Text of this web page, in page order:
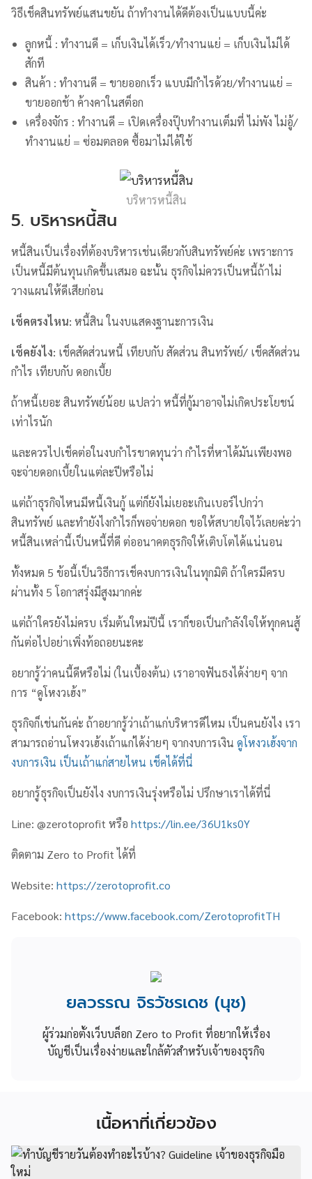
วิธีเช็คสินทรัพย์แสนขยัน ถ้าทำงานได้ดีต้องเป็นแบบนี้ค่ะ
ลูกหนี้ : ทำงานดี = เก็บเงินได้เร็ว/ทำงานแย่ = เก็บเงินไม่ได้
สักที
สินค้า : ทำงานดี = ขายออกเร็ว แบบมีกำไรด้วย/ทำงานแย่ =
ขายออกช้า ค้างคาในสต็อก
เครื่องจักร : ทำงานดี = เปิดเครื่องปุ๊บทำงานเต็มที่ ไม่พัง ไม่อู้/
ทำงานแย่ = ซ่อมตลอด ซื้อมาไม่ได้ใช้
บริหารหนี้สิน
5. บริหารหนี้สิน
หนี้สินเป็นเรื่องที่ต้องบริหารเช่นเดียวกับสินทรัพย์ค่ะ เพราะการ
เป็นหนี้มีต้นทุนเกิดขึ้นเสมอ ฉะนั้น ธุรกิจไม่ควรเป็นหนี้ถ้าไม่
วางแผนให้ดีเสียก่อน
เช็คตรงไหน: หนี้สิน ในงบแสดงฐานะการเงิน
เช็คยังไง: เช็คสัดส่วนหนี้ เทียบกับ สัดส่วน สินทรัพย์/ เช็คสัดส่วน
กำไร เทียบกับ ดอกเบี้ย
ถ้าหนี้เยอะ สินทรัพย์น้อย แปลว่า หนี้ที่กู้มาอาจไม่เกิดประโยชน์
เท่าไรนัก
และควรไปเช็คต่อในงบกำไรขาดทุนว่า กำไรที่หาได้มันเพียงพอ
จะจ่ายดอกเบี้ยในแต่ละปีหรือไม่
แต่ถ้าธุรกิจไหนมีหนี้เงินกู้ แต่ก็ยังไม่เยอะเกินเบอร์ไปกว่า
สินทรัพย์ และทำยังไงกำไรก็พอจ่ายดอก ขอให้สบายใจไว้เลยค่ะว่า
หนี้สินเหล่านี้เป็นหนี้ที่ดี ต่ออนาคตธุรกิจให้เติบโตได้แน่นอน
ทั้งหมด 5 ข้อนี้เป็นวิธีการเช็คงบการเงินในทุกมิติ ถ้าใครมีครบ
ผ่านทั้ง 5 โอกาสรุ่งมีสูงมากค่ะ
แต่ถ้าใครยังไม่ครบ เริ่มต้นใหม่ปีนี้ เราก็ขอเป็นกำลังใจให้ทุกคนสู้
กันต่อไปอย่าเพิ่งท้อถอยนะคะ
อยากรู้ว่าคนนี้ดีหรือไม่ (ในเบื้องต้น) เราอาจฟันธงได้ง่ายๆ จาก
การ “ดูโหงวเฮ้ง”
ธุรกิจก็เช่นกันค่ะ ถ้าอยากรู้ว่าเถ้าแก่บริหารดีไหม เป็นคนยังไง เรา
สามารถอ่านโหงวเฮ้งเถ้าแก่ได้ง่ายๆ จากงบการเงิน ดูโหงวเฮ้งจาก
งบการเงิน เป็นเถ้าแก่สายไหน เช็คได้ที่นี่
อยากรู้ธุรกิจเป็นยังไง งบการเงินรุ่งหรือไม่ ปรึกษาเราได้ที่นี่
Line: @zerotoprofit หรือ https://lin.ee/36U1ks0Y
ติดตาม Zero to Profit ได้ที่
Website: https://zerotoprofit.co
Facebook: https://www.facebook.com/ZerotoprofitTH
ยลวรรณ จิรวัชรเดช (นุช)
ผู้ร่วมก่อตั้งเว็บบล็อก Zero to Profit ที่อยากให้เรื่อง
บัญชีเป็นเรื่องง่ายและใกล้ตัวสำหรับเจ้าของธุรกิจ
เนื้อหาที่เกี่ยวข้อง